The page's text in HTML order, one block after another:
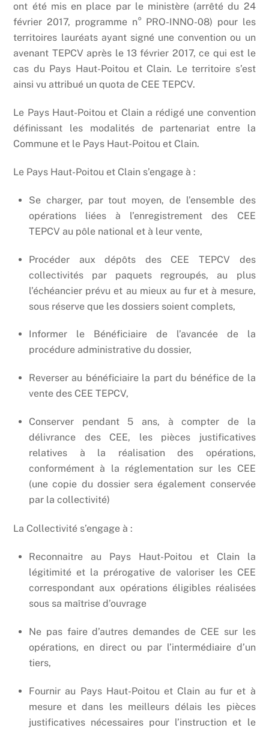
ont été mis en place par le ministère (arrêté du 24
février 2017, programme n° PRO-INNO-08) pour les
territoires lauréats ayant signé une convention ou un
avenant TEPCV après le 13 février 2017, ce qui est le
cas du Pays Haut-Poitou et Clain. Le territoire s’est
ainsi vu attribué un quota de CEE TEPCV.
Le Pays Haut-Poitou et Clain a rédigé une convention
définissant les modalités de partenariat entre la
Commune et le Pays Haut-Poitou et Clain.
Le Pays Haut-Poitou et Clain s’engage à :
Se charger, par tout moyen, de l’ensemble des
opérations liées à l’enregistrement des CEE
TEPCV au pôle national et à leur vente,
Procéder aux dépôts des CEE TEPCV des
collectivités par paquets regroupés, au plus
l’échéancier prévu et au mieux au fur et à mesure,
sous réserve que les dossiers soient complets,
Informer le Bénéficiaire de l’avancée de la
procédure administrative du dossier,
Reverser au bénéficiaire la part du bénéfice de la
vente des CEE TEPCV,
Conserver pendant 5 ans, à compter de la
délivrance des CEE, les pièces justificatives
relatives à la réalisation des opérations,
conformément à la réglementation sur les CEE
(une copie du dossier sera également conservée
par la collectivité)
La Collectivité s’engage à :
Reconnaitre au Pays Haut-Poitou et Clain la
légitimité et la prérogative de valoriser les CEE
correspondant aux opérations éligibles réalisées
sous sa maîtrise d’ouvrage
Ne pas faire d’autres demandes de CEE sur les
opérations, en direct ou par l’intermédiaire d’un
tiers,
Fournir au Pays Haut-Poitou et Clain au fur et à
mesure et dans les meilleurs délais les pièces
justificatives nécessaires pour l’instruction et le